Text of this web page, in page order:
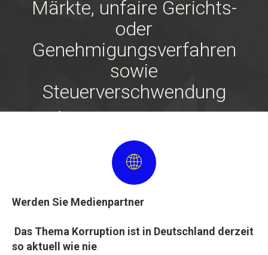
Märkte, unfaire Gerichts-
oder
Genehmigungsverfahren
sowie
Steuerverschwendung
Kampf gegen Korruption in Deutschland -
Werden Sie Medienpartner
Das Thema Korruption ist in Deutschland derzeit
so aktuell wie nie